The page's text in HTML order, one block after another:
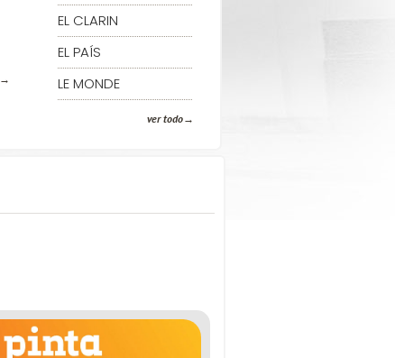
EL CLARIN
EL PAÍS
LE MONDE
ver todo